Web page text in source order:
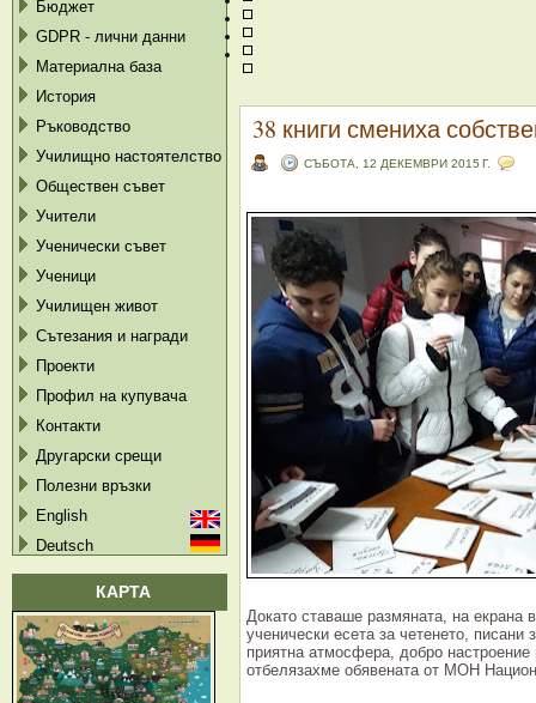
Бюджет
GDPR - лични данни
Материална база
История
Ръководство
Училищно настоятелство
Обществен съвет
Учители
Ученически съвет
Ученици
Училищен живот
Сътезания и награди
Проекти
Профил на купувача
Контакти
Другарски срещи
Полезни връзки
English
Deutsch
КАРТА
38 книги смениха
СЪБОТА, 12 ДЕКЕМВРИ 2015 Г.
Докато ставаше размяната, на екрана
ученически есета за четенето,
приятна атмосфера, добро
отбелязахме обявената от МОН